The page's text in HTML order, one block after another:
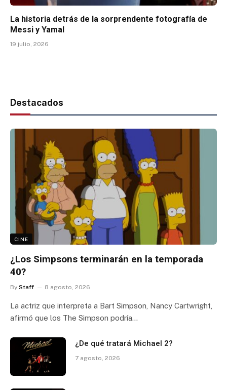
La historia detrás de la sorprendente fotografía de
Messi y Yamal
19 julio, 2026
Destacados
CINE
¿Los Simpsons terminarán en la temporada
40?
By Staff 8 agosto, 2026
La actriz que interpreta a Bart Simpson, Nancy Cartwright,
afirmó que los The Simpson podría…
¿De qué tratará Michael 2?
7 agosto, 2026